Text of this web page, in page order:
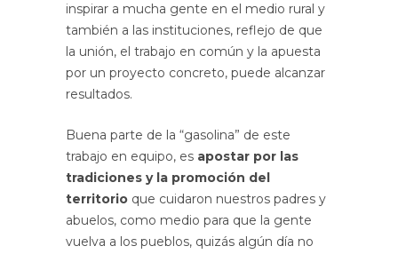
inspirar a mucha gente en el medio rural y
también a las instituciones, reflejo de que
la unión, el trabajo en común y la apuesta
por un proyecto concreto, puede alcanzar
resultados.
Buena parte de la “gasolina” de este
trabajo en equipo, es apostar por las
tradiciones y la promoción del
territorio que cuidaron nuestros padres y
abuelos, como medio para que la gente
vuelva a los pueblos, quizás algún día no